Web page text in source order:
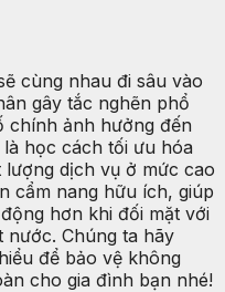
cùng nhau đi sâu vào
gây tắc nghẽn phổ
chính ảnh hưởng đến
học cách tối ưu hóa
dịch vụ ở mức cao
cẩm nang hữu ích, giúp
hơn khi đối mặt với
nước. Chúng ta hãy
để bảo vệ không
cho gia đình bạn nhé!